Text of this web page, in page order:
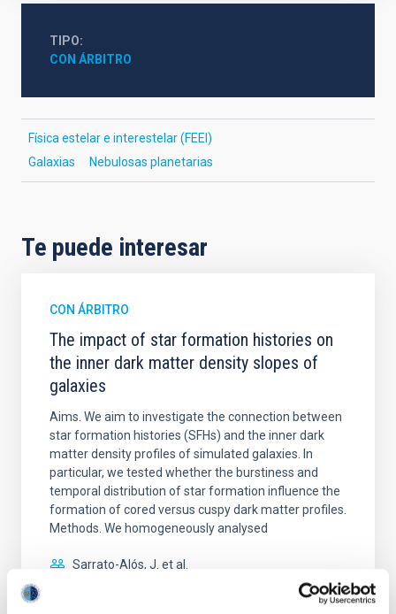
TIPO
CON ÁRBITRO
Física estelar e interestelar (FEEI)
Galaxias
Nebulosas planetarias
Te puede interesar
CON ÁRBITRO
The impact of star formation histories on
the inner dark matter density slopes of
galaxies
Aims. We aim to investigate the connection between
star formation histories (SFHs) and the inner dark
matter density profiles of simulated galaxies. In
particular, we tested whether the burstiness and
temporal distribution of star formation influence the
formation of cored versus cuspy dark matter profiles.
Methods. We homogeneously analysed
Sarrato-Alós, J. et al.